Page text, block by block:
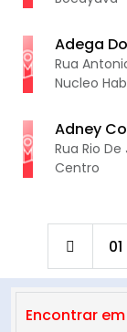
Adega
Rua
Nucleo
Adney
Rua Rio
Centro
01
Encontrar